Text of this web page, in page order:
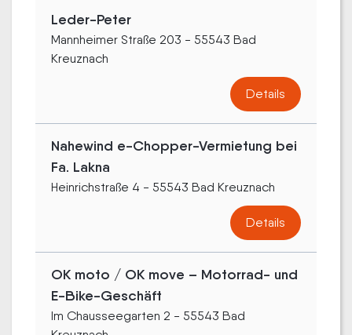
Leder-Peter
Mannheimer Straße 203 - 55543 Bad
Kreuznach
Details
Nahewind e-Chopper-Vermietung bei
Fa. Lakna
Heinrichstraße 4 - 55543 Bad Kreuznach
Details
OK moto / OK move – Motorrad- und
E-Bike-Geschäft
Im Chausseegarten 2 - 55543 Bad